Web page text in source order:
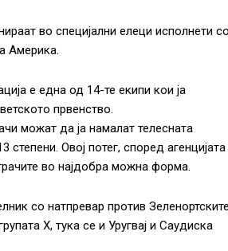
во специјални елеци исполнети со
Америка.
е една од 14-те екипи кои ја
првенство.
можат да ја намалат телесната
Овој потег, според агенцијата
во најдобра можна форма.
со натпревар против Зеленортските
Х, тука се и Уругвај и Саудиска